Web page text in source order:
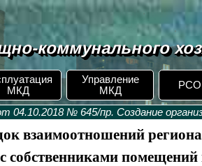
МКД
Управление
МКД
коммунального
04.10.2018 № 645/пр. Создание
взаимоотношений
собственниками помещений